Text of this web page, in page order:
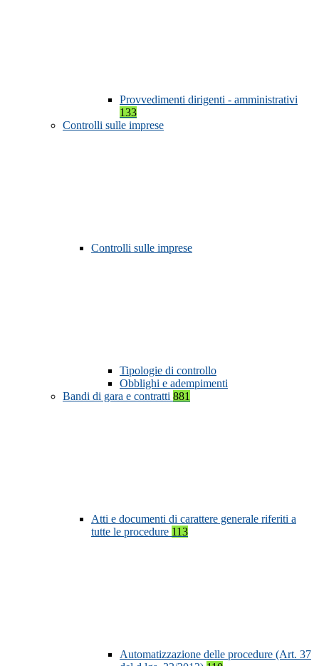
Provvedimenti dirigenti - amministrativi
133
Controlli sulle imprese
Controlli sulle imprese
Tipologie di controllo
Obblighi e adempimenti
Bandi di gara e contratti 881
Atti e documenti di carattere generale riferiti a
tutte le procedure 113
Automatizzazione delle procedure (Art. 37